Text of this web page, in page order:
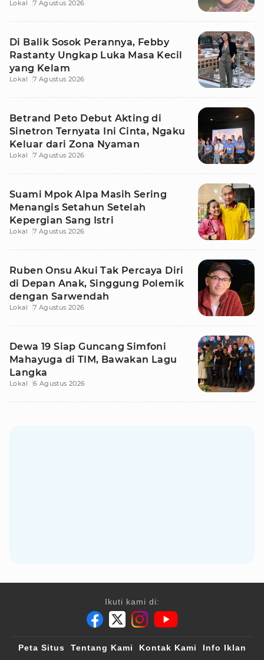
Lokal 7 Agustus 2026
Di Balik Sosok Perannya, Febby
Rastanty Ungkap Luka Masa Kecil
yang Kelam
Lokal 7 Agustus 2026
Betrand Peto Debut Akting di
Sinetron Ternyata Ini Cinta, Ngaku
Keluar dari Zona Nyaman
Lokal 7 Agustus 2026
Suami Mpok Alpa Masih Sering
Menangis Setahun Setelah
Kepergian Sang Istri
Lokal 7 Agustus 2026
Ruben Onsu Akui Tak Percaya Diri
di Depan Anak, Singgung Polemik
dengan Sarwendah
Lokal 7 Agustus 2026
Dewa 19 Siap Guncang Simfoni
Mahayuga di TIM, Bawakan Lagu
Langka
Lokal 6 Agustus 2026
Ikuti kami di:
Peta Situs Tentang Kami Kontak Kami
Info Iklan